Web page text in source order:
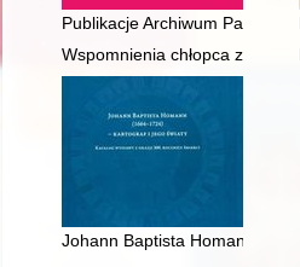
Publikacje Archiwum
Wspomnienia chłopca z lat
Johann Baptista Homann